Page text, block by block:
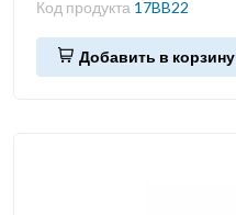
Код продукта 17BB22
Добавить в корзину